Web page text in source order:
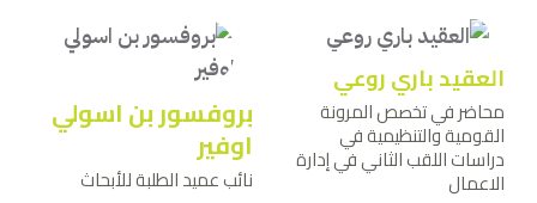
العقيد باري روعي
محاضر في تخصص المرونة
القومية والتنظيمية في
دراسات اللقب الثاني في إدارة
الاعمال
بروفسور بن اسولي
اوفير
نائب عميد الطلبة للأبحاث